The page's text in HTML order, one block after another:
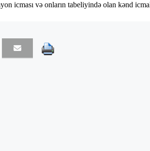
icması və onların tabeliyində olan kənd